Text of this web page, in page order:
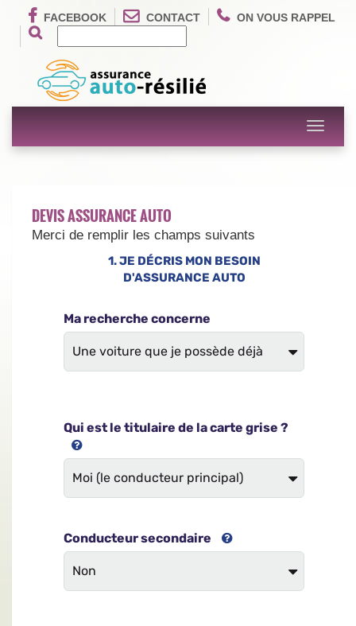
FACEBOOK CONTACT ON VOUS RAPPEL
Toggle
DEVIS ASSURANCE AUTO
Merci de remplir les champs suivants